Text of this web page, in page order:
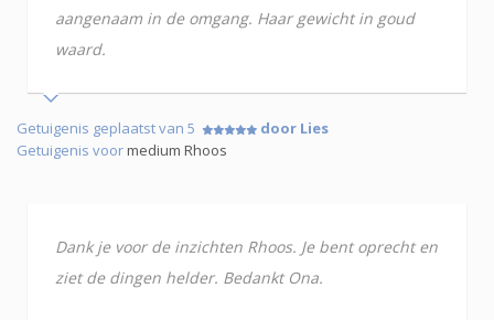
aangenaam in de omgang. Haar gewicht in goud
waard.
Getuigenis geplaatst van 5
door Lies
Getuigenis voormedium Rhoos
Dank je voor de inzichten Rhoos. Je bent oprecht en
ziet de dingen helder. Bedankt Ona.